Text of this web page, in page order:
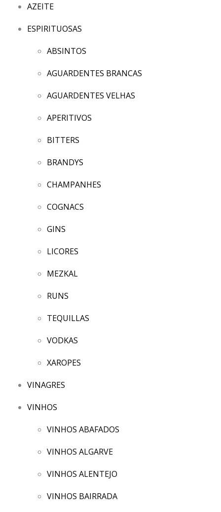
AZEITE
ESPIRITUOSAS
ABSINTOS
AGUARDENTES BRANCAS
AGUARDENTES VELHAS
APERITIVOS
BITTERS
BRANDYS
CHAMPANHES
COGNACS
GINS
LICORES
MEZKAL
RUNS
TEQUILLAS
VODKAS
XAROPES
VINAGRES
VINHOS
VINHOS ABAFADOS
VINHOS ALGARVE
VINHOS ALENTEJO
VINHOS BAIRRADA